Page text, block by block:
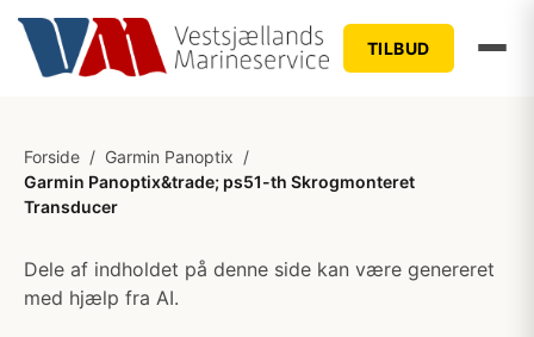
TILBUD
Forside / Garmin Panoptix /
Garmin Panoptix&trade; ps51-th Skrogmonteret
Transducer
Dele af indholdet på denne side kan være genereret
med hjælp fra AI.